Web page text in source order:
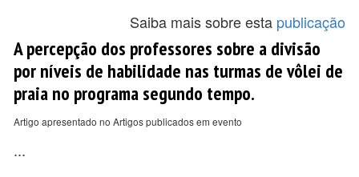
Saiba mais sobre esta publicação
A percepção dos professores sobre a divisão
por níveis de habilidade nas turmas de vôlei de
praia no programa segundo tempo.
Artigo apresentado no Artigos publicados em evento
...